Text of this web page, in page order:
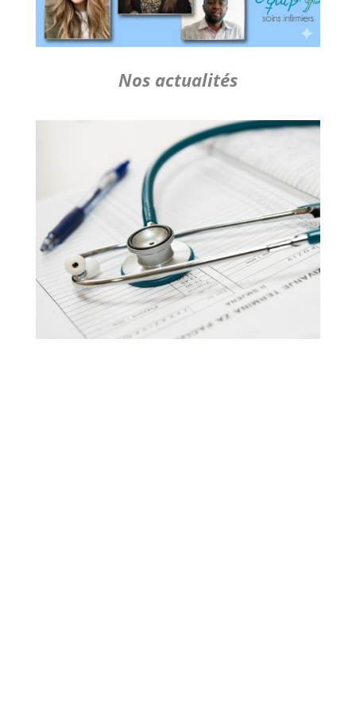
Nos actualités